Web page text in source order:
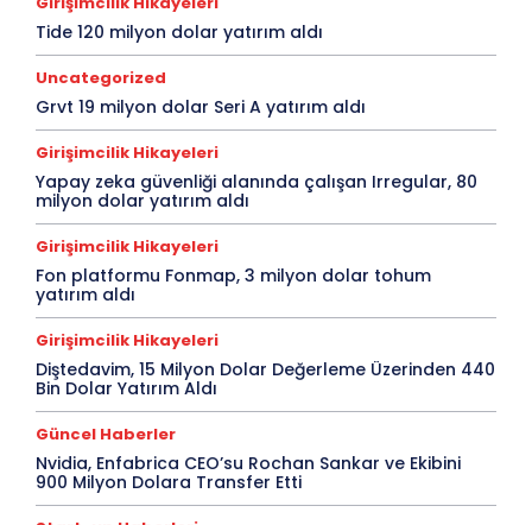
Tide 120 milyon dolar yatırım aldı
Uncategorized
Grvt 19 milyon dolar Seri A yatırım aldı
Girişimcilik Hikayeleri
Yapay zeka güvenliği alanında çalışan Irregular, 80
milyon dolar yatırım aldı
Girişimcilik Hikayeleri
Fon platformu Fonmap, 3 milyon dolar tohum
yatırım aldı
Girişimcilik Hikayeleri
Diştedavim, 15 Milyon Dolar Değerleme Üzerinden 440
Bin Dolar Yatırım Aldı
Güncel Haberler
Nvidia, Enfabrica CEO’su Rochan Sankar ve Ekibini
900 Milyon Dolara Transfer Etti